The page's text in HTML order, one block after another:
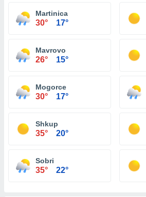
Martinica
30° 17°
Mavrovo
26° 15°
Mogorce
30° 17°
Shkup
35° 20°
Sobri
35° 22°